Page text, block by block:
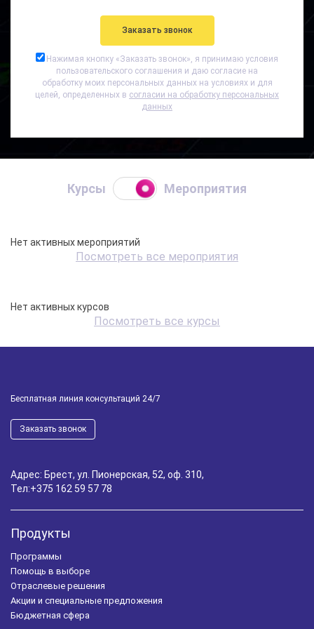
Нажимая кнопку «Заказать звонок», я принимаю условия
пользовательского соглашения и даю согласие на
обработку моих персональных данных на условиях и для
целей, определенных в согласии на обработку персональных
данных
Курсы Мероприятия
Нет активных мероприятий
Посмотреть все мероприятия
Нет активных курсов
Посмотреть все курсы
Бесплатная линия консультаций 24/7
Заказать звонок
Адрес: Брест, ул. Пионерская, 52, оф. 310,
Тел:+375 162 59 57 78
Продукты
Программы
Помощь в выборе
Отраслевые решения
Акции и специальные предложения
Бюджетная сфера